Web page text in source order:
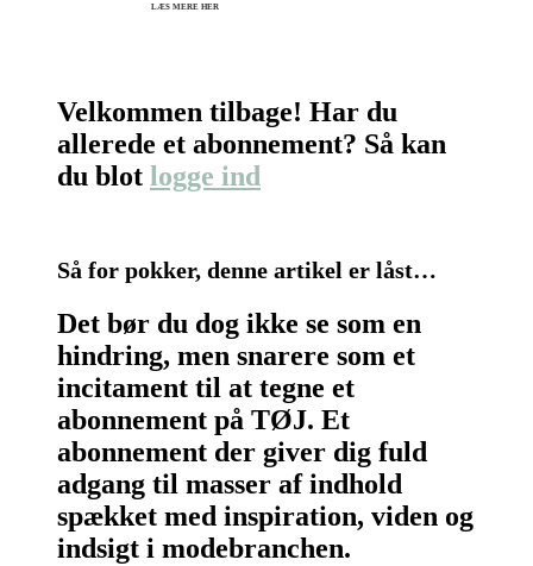
LÆS MERE HER
Velkommen tilbage! Har du
allerede et abonnement? Så kan
du blot logge ind
Så for pokker, denne artikel er låst…
Det bør du dog ikke se som en
hindring, men snarere som et
incitament til at tegne et
abonnement på TØJ. Et
abonnement der giver dig fuld
adgang til masser af indhold
spækket med inspiration, viden og
indsigt i modebranchen.